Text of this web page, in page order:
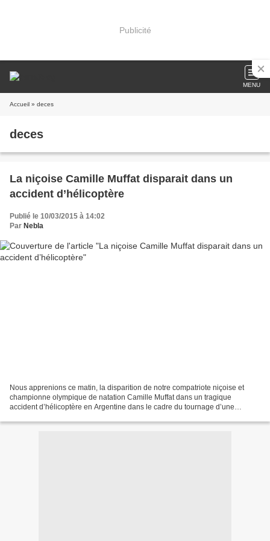
Publicité
MENU
Accueil » deces
deces
La niçoise Camille Muffat disparait dans un
accident d’hélicoptère
Publié le 10/03/2015 à 14:02
Par Nebla
Nous apprenions ce matin, la disparition de notre compatriote niçoise et
championne olympique de natation Camille Muffat dans un tragique
accident d’hélicoptère en Argentine dans le cadre du tournage d’une